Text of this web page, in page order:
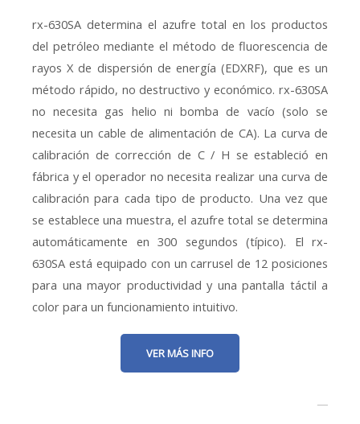
rx-630SA determina el azufre total en los productos
del petróleo mediante el método de fluorescencia de
rayos X de dispersión de energía (EDXRF), que es un
método rápido, no destructivo y económico. rx-630SA
no necesita gas helio ni bomba de vacío (solo se
necesita un cable de alimentación de CA). La curva de
calibración de corrección de C / H se estableció en
fábrica y el operador no necesita realizar una curva de
calibración para cada tipo de producto. Una vez que
se establece una muestra, el azufre total se determina
automáticamente en 300 segundos (típico). El rx-
630SA está equipado con un carrusel de 12 posiciones
para una mayor productividad y una pantalla táctil a
color para un funcionamiento intuitivo.
VER MÁS INFO